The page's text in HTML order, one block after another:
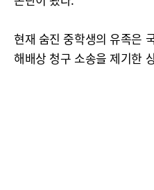
현재 숨진 중학생의 유족은
해배상 청구 소송을 제기한